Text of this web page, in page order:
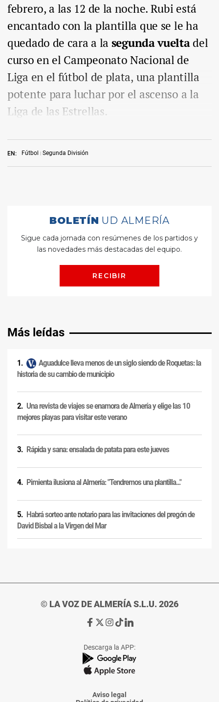
EN: Fútbol Segunda División
febrero, a las 12 de la noche. Rubi está
encantado con la plantilla que se le ha
quedado de cara a la segunda vueltadel
curso en el Campeonato Nacional de
Liga en el fútbol de plata, una plantilla
potente para luchar por el ascenso a la
Liga de las Estrellas.
Más leídas
Aguadulce lleva menos de un siglo siendo de Roquetas: la
historia de su cambio de municipio
Una revista de viajes se enamora de Almería y elige las 10
mejores playas para visitar este verano
Rápida y sana: ensalada de patata para este jueves
Pimienta ilusiona al Almería: "Tendremos una plantilla..."
Habrá sorteo ante notario para las invitaciones del pregón de
David Bisbal a la Virgen del Mar
© LA VOZ DE ALMERÍA S.L.U. 2026
Ir
de
La
Voz
Almería
Ir
de
La
Voz
Almería
Ir
de
La
Voz
Almería
Ir
de
La
Voz
Almería
Ir
de
La
Voz
Descarga la APP:
Aviso legal